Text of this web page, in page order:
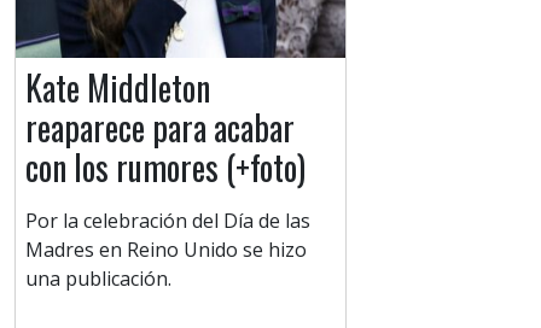
Kate Middleton
reaparece para acabar
con los rumores (+foto)
Por la celebración del Día de las
Madres en Reino Unido se hizo
una publicación.